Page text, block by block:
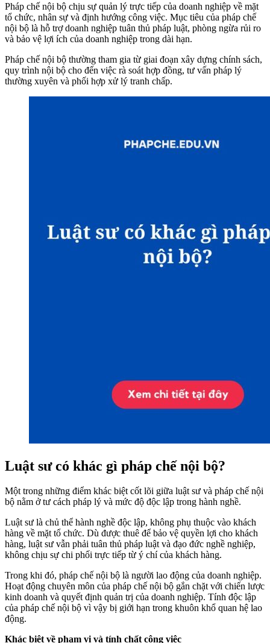
Pháp chế nội bộ chịu sự quản lý trực tiếp của doanh nghiệp về mặt
tổ chức, nhân sự và định hướng công việc. Mục tiêu của pháp chế
nội bộ là hỗ trợ doanh nghiệp tuân thủ pháp luật, phòng ngừa rủi ro
và bảo vệ lợi ích của doanh nghiệp trong dài hạn.
Pháp chế nội bộ thường tham gia từ giai đoạn xây dựng chính sách,
quy trình nội bộ cho đến việc rà soát hợp đồng, tư vấn pháp lý
thường xuyên và phối hợp xử lý tranh chấp.
Luật sư có khác gì pháp chế nội bộ?
Một trong những điểm khác biệt cốt lõi giữa luật sư và pháp chế nội
bộ nằm ở tư cách pháp lý và mức độ độc lập trong hành nghề.
Luật sư là chủ thể hành nghề độc lập, không phụ thuộc vào khách
hàng về mặt tổ chức. Dù được thuê để bảo vệ quyền lợi cho khách
hàng, luật sư vẫn phải tuân thủ pháp luật và đạo đức nghề nghiệp,
không chịu sự chi phối trực tiếp từ ý chí của khách hàng.
Trong khi đó, pháp chế nội bộ là người lao động của doanh nghiệp.
Hoạt động chuyên môn của pháp chế nội bộ gắn chặt với chiến lược
kinh doanh và quyết định quản trị của doanh nghiệp. Tính độc lập
của pháp chế nội bộ vì vậy bị giới hạn trong khuôn khổ quan hệ lao
động.
Khác biệt về phạm vi và tính chất công việc